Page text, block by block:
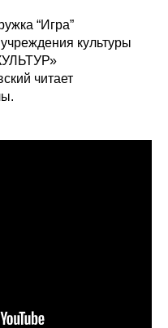
“Игра”
культуры
читает